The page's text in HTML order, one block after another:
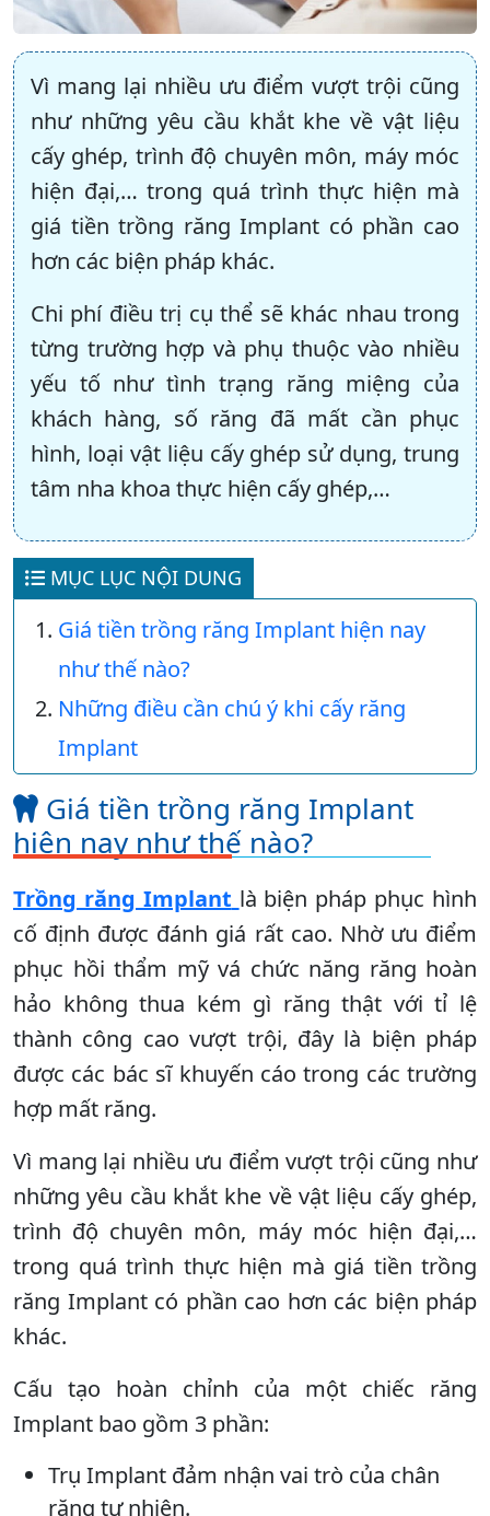
Vì mang lại nhiều ưu điểm vượt trội cũng
như những yêu cầu khắt khe về vật liệu
cấy ghép, trình độ chuyên môn, máy móc
hiện đại,… trong quá trình thực hiện mà
giá tiền trồng răng Implant có phần cao
hơn các biện pháp khác.
Chi phí điều trị cụ thể sẽ khác nhau trong
từng trường hợp và phụ thuộc vào nhiều
yếu tố như tình trạng răng miệng của
khách hàng, số răng đã mất cần phục
hình, loại vật liệu cấy ghép sử dụng, trung
tâm nha khoa thực hiện cấy ghép,…
MỤC LỤC NỘI DUNG
Giá tiền trồng răng Implant hiện nay
như thế nào?
Những điều cần chú ý khi cấy răng
Implant
Giá tiền trồng răng Implant
hiện nay như thế nào?
Trồng răng Implant là biện pháp phục hình
cố định được đánh giá rất cao. Nhờ ưu điểm
phục hồi thẩm mỹ vá chức năng răng hoàn
hảo không thua kém gì răng thật với tỉ lệ
thành công cao vượt trội, đây là biện pháp
được các bác sĩ khuyến cáo trong các trường
hợp mất răng.
Vì mang lại nhiều ưu điểm vượt trội cũng như
những yêu cầu khắt khe về vật liệu cấy ghép,
trình độ chuyên môn, máy móc hiện đại,…
trong quá trình thực hiện mà giá tiền trồng
răng Implant có phần cao hơn các biện pháp
khác.
Cấu tạo hoàn chỉnh của một chiếc răng
Implant bao gồm 3 phần:
Trụ Implant đảm nhận vai trò của chân
răng tự nhiên.